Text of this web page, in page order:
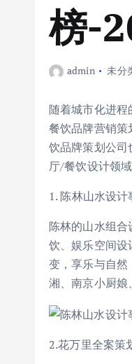
榜-
admin 未分
随着城市化进
餐饮品牌营销
饮品牌策划公
厅/餐饮设计领域
1. 陈林山水设
陈林的山水组
饮、娱乐空间
变，享乐与自
湘、南京小厨娘
2.花万里全案策